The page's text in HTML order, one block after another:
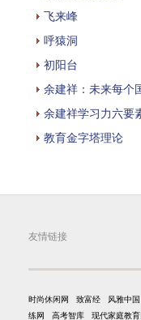
飞来峰
呼猿洞
初阳台
余建祥：未来每个
余建祥学习力六要
教育金字塔理论
友情链接
时尚休闲网 致富经 风雅中国
练网
高考智库 现代家庭教